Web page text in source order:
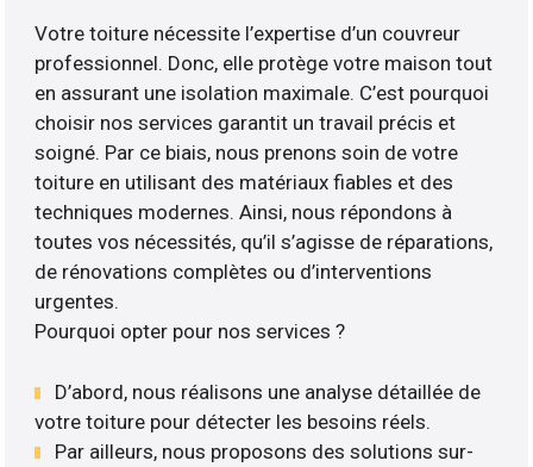
Votre toiture nécessite l’expertise d’un couvreur
professionnel. Donc, elle protège votre maison tout
en assurant une isolation maximale. C’est pourquoi
choisir nos services garantit un travail précis et
soigné. Par ce biais, nous prenons soin de votre
toiture en utilisant des matériaux fiables et des
techniques modernes. Ainsi, nous répondons à
toutes vos nécessités, qu’il s’agisse de réparations,
de rénovations complètes ou d’interventions
urgentes.
Pourquoi opter pour nos services ?
D’abord, nous réalisons une analyse détaillée de
votre toiture pour détecter les besoins réels.
Par ailleurs, nous proposons des solutions sur-